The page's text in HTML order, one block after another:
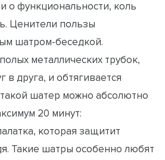
о функциональности, коль
Ценители пользы
шатром-беседкой.
металлических трубок,
в друга, и обтягивается
шатер можно абсолютно
20 минут:
которая защитит
Такие шатры особенно любят